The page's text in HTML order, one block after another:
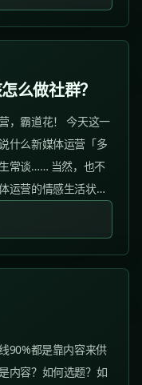
么做社群？
，霸道花！ 今天这一
什么新媒体运营「多
常谈…… 当然，也不
运营的情感生活状
的选题）。 我今天要
务」。...
90%都是靠内容来供
内容？如何选题？如